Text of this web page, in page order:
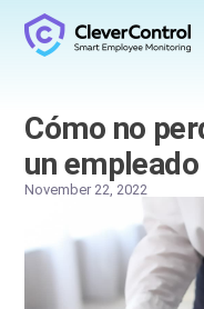
Cómo no
un
November 22, 2022